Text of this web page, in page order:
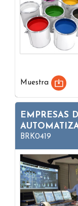
Muestra
EMPRESAS
BRK0419